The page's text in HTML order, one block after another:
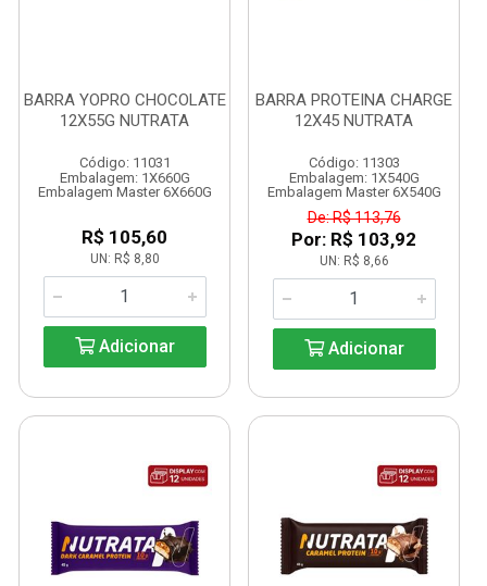
BARRA YOPRO CHOCOLATE
12X55G NUTRATA
Código: 11031
Embalagem: 1X660G
Embalagem Master 6X660G
R$ 105,60
UN: R$ 8,80
Adicionar
BARRA PROTEINA CHARGE
12X45 NUTRATA
Código: 11303
Embalagem: 1X540G
Embalagem Master 6X540G
De: R$ 113,76
Por: R$ 103,92
UN: R$ 8,66
Adicionar